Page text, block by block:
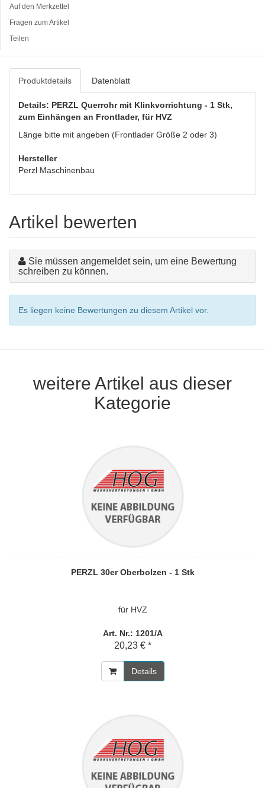
Auf den Merkzettel
Fragen zum Artikel
Teilen
Produktdetails Datenblatt
Details: PERZL Querrohr mit Klinkvorrichtung - 1 Stk,
zum Einhängen an Frontlader, für HVZ
Länge bitte mit angeben (Frontlader Größe 2 oder 3)
Hersteller
Perzl Maschinenbau
Artikel bewerten
Sie müssen angemeldet sein, um eine Bewertung
schreiben zu können.
Es liegen keine Bewertungen zu diesem Artikel vor.
weitere Artikel aus dieser
Kategorie
PERZL 30er Oberbolzen - 1 Stk
für HVZ
Art. Nr.: 1201/A
20,23 € *
Details